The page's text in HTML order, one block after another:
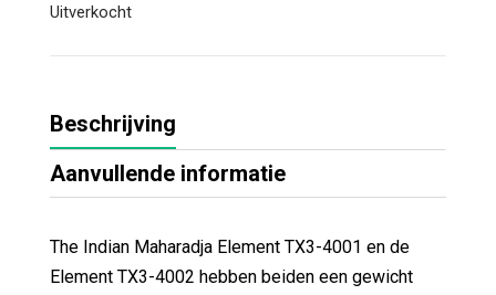
Uitverkocht
Beschrijving
Aanvullende informatie
The Indian Maharadja Element TX3-4001 en de
Element TX3-4002 hebben beiden een gewicht